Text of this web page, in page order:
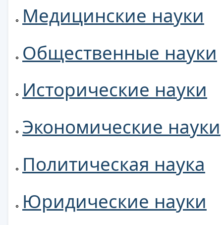
Медицинские науки
Общественные науки
Исторические науки
Экономические науки
Политическая наука
Юридические науки